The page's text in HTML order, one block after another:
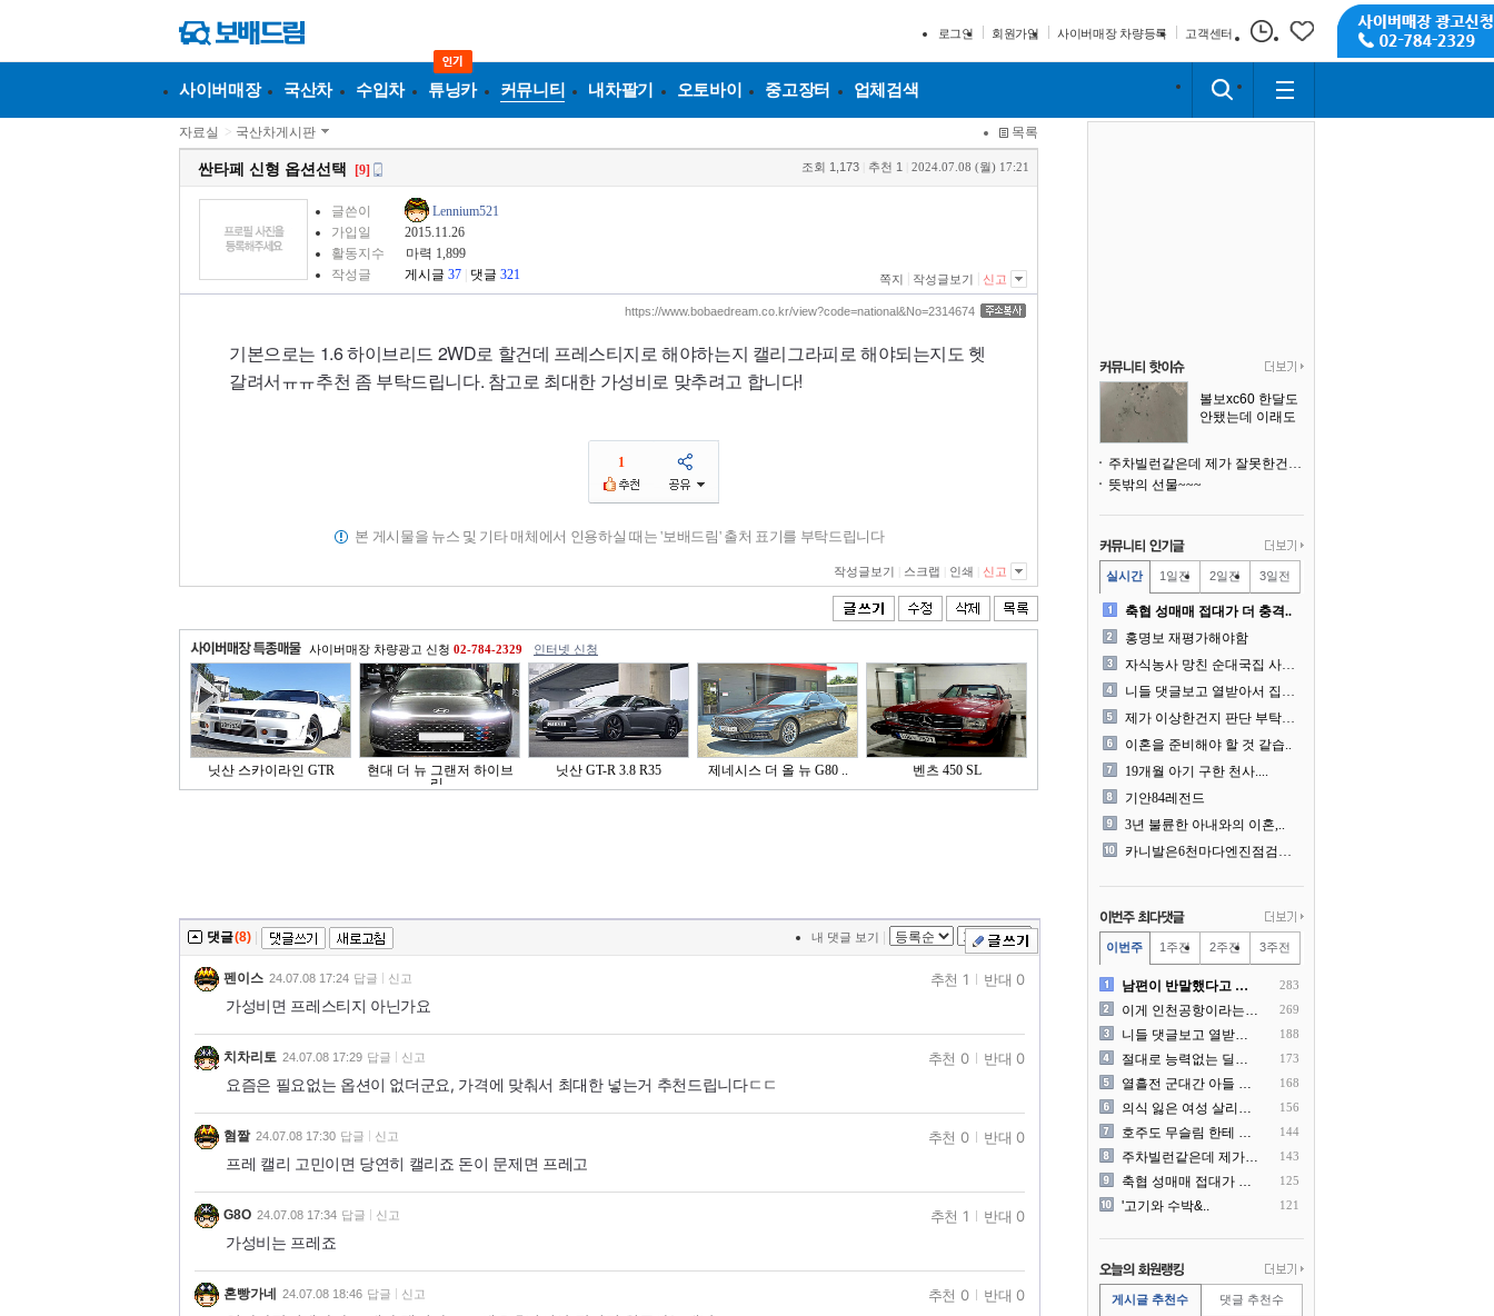
로그인 회원가입 사이버매장 차량등록 고객센터
사이버매장 국산차 수입차 튜닝카 커뮤니티 내차팔기 오토바이 중고장터 업체검색
자료실 > 국산차게시판 목록
싼타페 신형 옵션선택 [9] 조회 1,173 추천 1 2024.07.08 (월) 17:21
글쓴이
Lennium521
가입일
2015.11.26
활동지수
마력 1,899
작성글
게시글 37 댓글 321 쪽지 작성글보기 신고
https://www.bobaedream.co.kr/view?code=national&No=2314674
기본으로는 1.6 하이브리드 2WD로 할건데 프레스티지로 해야하는지 캘리그라피로 해야되는지도 헷
갈려서ㅠㅠ추천 좀 부탁드립니다. 참고로 최대한 가성비로 맞추려고 합니다!
1
본 게시물을 뉴스 및 기타 매체에서 인용하실 때는 '보배드림' 출처 표기를 부탁드립니다
작성글보기 스크랩 인쇄 신고
사이버매장 차량광고 신청 02-784-2329 인터넷 신청
닛산 스카이라인 GTR
현대 더 뉴 그랜저 하이브
리..
닛산 GT-R 3.8 R35 제네시스 더 올 뉴 G80 .. 벤츠 450 SL
댓글(8) 내 댓글 보기
펜이스 24.07.08 17:24 답글 신고
가성비면 프레스티지 아닌가요
추천 1 반대 0
치차리토 24.07.08 17:29 답글 신고
요즘은 필요없는 옵션이 없더군요, 가격에 맞춰서 최대한 넣는거 추천드립니다ㄷㄷ
추천 0 반대 0
혐짤 24.07.08 17:30 답글 신고
프레 캘리 고민이면 당연히 캘리죠 돈이 문제면 프레고
추천 0 반대 0
G8O 24.07.08 17:34 답글 신고
가성비는 프레죠
추천 1 반대 0
혼빵가네 24.07.08 18:46 답글 신고 추천 0 반대 0
볼보xc60 한달도
안됐는데 이래도
주차빌런같은데 제가 잘못한건가요
뜻밖의 선물~~~
실시간 1일전 2일전 3일전
축협 성매매 접대가 더 충격..
홍명보 재평가해야함
자식농사 망친 순대국집 사장..
니들 댓글보고 열받아서 집구..
제가 이상한건지 판단 부탁드..
이혼을 준비해야 할 것 같습..
19개월 아기 구한 천사....
기안84레전드
3년 불륜한 아내와의 이혼,..
카니발은6천마다엔진점검을해야..
이번주 1주전 2주전 3주전
남편이 반말했다고 똑같이 반.. 283
이게 인천공항이라는게 믿겨지.. 269
니들 댓글보고 열받아서 집구.. 188
절대로 능력없는 딜러를 쓰지.. 173
열흘전 군대간 아들 소포(가.. 168
의식 잃은 여성 살리려다 성.. 156
호주도 무슬림 한테 점령 당.. 144
주차빌런같은데 제가 잘못한건.. 143
축협 성매매 접대가 더 충격.. 125
'고기와 수박&.. 121
게시글 추천수 댓글 추천수